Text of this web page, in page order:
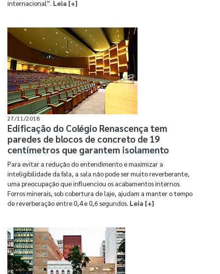
internacional”. Leia [+]
27/11/2018
Edificação do Colégio Renascença tem
paredes de blocos de concreto de 19
centímetros que garantem isolamento
Para evitar a redução do entendimento e maximizar a
inteligibilidade da fala, a sala não pode ser muito reverberante,
uma preocupação que influenciou os acabamentos internos.
Forros minerais, sob cobertura de laje, ajudam a manter o tempo
de reverberação entre 0,4 e 0,6 segundos. Leia [+]